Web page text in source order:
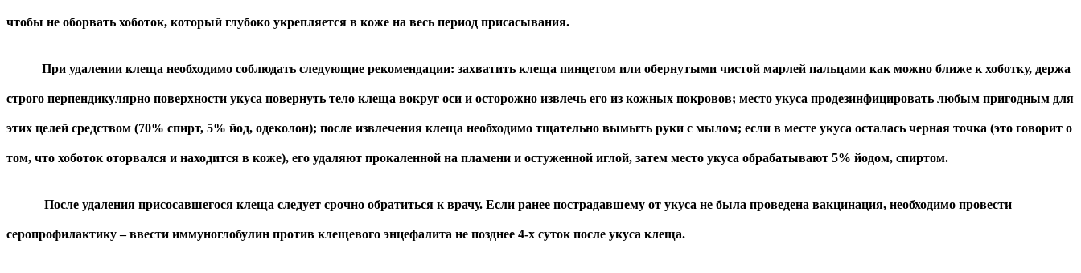
чтобы не оборвать хоботок, который глубоко укрепляется в коже на весь период присасывания.
При удалении клеща необходимо соблюдать следующие рекомендации: захватить клеща пинцетом или обернутыми чистой марлей пальцами как можно ближе к хоботку, держа
строго перпендикулярно поверхности укуса повернуть тело клеща вокруг оси и осторожно извлечь его из кожных покровов; место укуса продезинфицировать любым пригодным для
этих целей средством (70% спирт, 5% йод, одеколон); после извлечения клеща необходимо тщательно вымыть руки с мылом; если в месте укуса осталась черная точка (это говорит о
том, что хоботок оторвался и находится в коже), его удаляют прокаленной на пламени и остуженной иглой, затем место укуса обрабатывают 5% йодом, спиртом.
После удаления присосавшегося клеща следует срочно обратиться к врачу. Если ранее пострадавшему от укуса не была проведена вакцинация, необходимо провести
серопрофилактику – ввести иммуноглобулин против клещевого энцефалита не позднее 4-х суток после укуса клеща.